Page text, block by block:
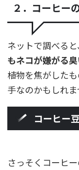
２．コーヒー
ネットで調べると、
もネコが嫌がる
植物を焦がした
手なのかもしれま
コーヒー
さっそくコーヒ